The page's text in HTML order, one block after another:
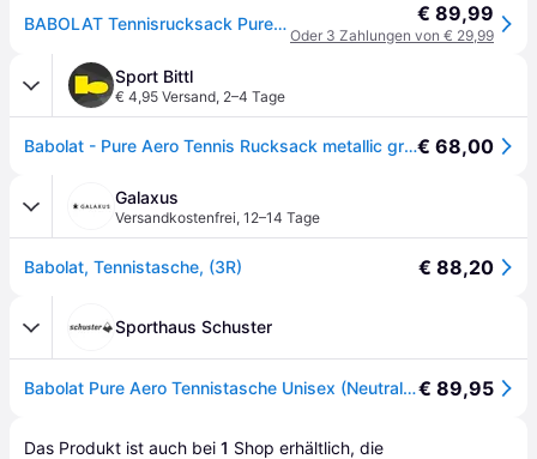
BABOLAT Tennisrucksack Pure Aero grau - EG € 89,99
Oder 3 Zahlungen von € 29,99
Sport Bittl
€ 4,95 Versand, 2–4 Tage
Babolat - Pure Aero Tennis Rucksack metallic grau€ 68,00
Galaxus
Versandkostenfrei, 12–14 Tage
Babolat, Tennistasche, (3R) € 88,20
Sporthaus Schuster
Babolat Pure Aero Tennistasche Unisex (Neutral one size) Tennis€ 89,95
Das Produkt ist auch bei 1 Shop erhältlich, die